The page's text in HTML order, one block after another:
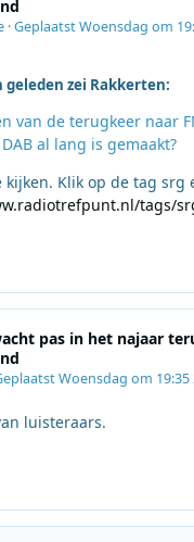
·GeplaatstWoensdag om
zei Rakkerten:
van de terugkeer naar
al lang is gemaakt?
kijken. Klik op de tag srg
tags/
pas in het najaar
Woensdag om 19:35
luisteraars.